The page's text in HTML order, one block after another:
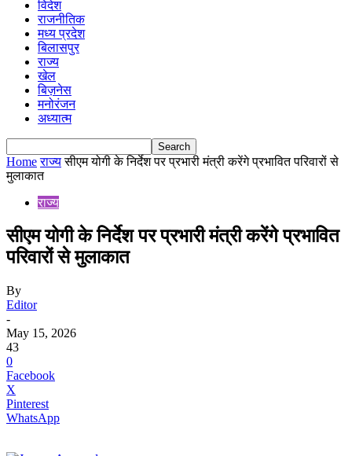
विदेश
राजनीतिक
मध्य प्रदेश
बिलासपुर
राज्य
खेल
बिज़नेस
मनोरंजन
अध्यात्म
Home राज्य सीएम योगी के निर्देश पर प्रभारी मंत्री करेंगे प्रभावित परिवारों से
मुलाकात
राज्य
सीएम योगी के निर्देश पर प्रभारी मंत्री करेंगे प्रभावित
परिवारों से मुलाकात
By
Editor
-
May 15, 2026
43
0
Facebook
X
Pinterest
WhatsApp